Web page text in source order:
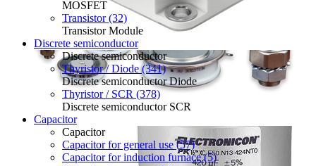
MOSFET
Transistor (32)
Transistor Module
Discrete semiconductor
Discrete semiconductor
Thyristor / Diode (341)
Discrete semiconductor Diode
Thyristor / SCR (378)
Discrete semiconductor SCR
Capacitor
Capacitor
Capacitor for general use (57)
Capacitor for induction furnace (5)